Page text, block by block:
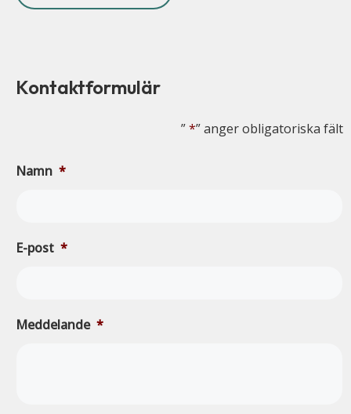
Kontaktformulär
”*” anger obligatoriska fält
Namn *
E-post *
Meddelande *